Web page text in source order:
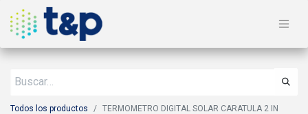
Todos los productos TERMOMETRO DIGITAL SOLAR CARATULA 2 IN